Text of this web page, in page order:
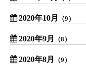
2020年10月 （9）
2020年9月 （8）
2020年8月 （9）